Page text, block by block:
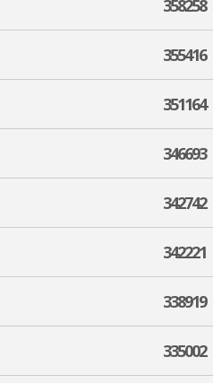
358258
355416
351164
346693
342742
342221
338919
335002